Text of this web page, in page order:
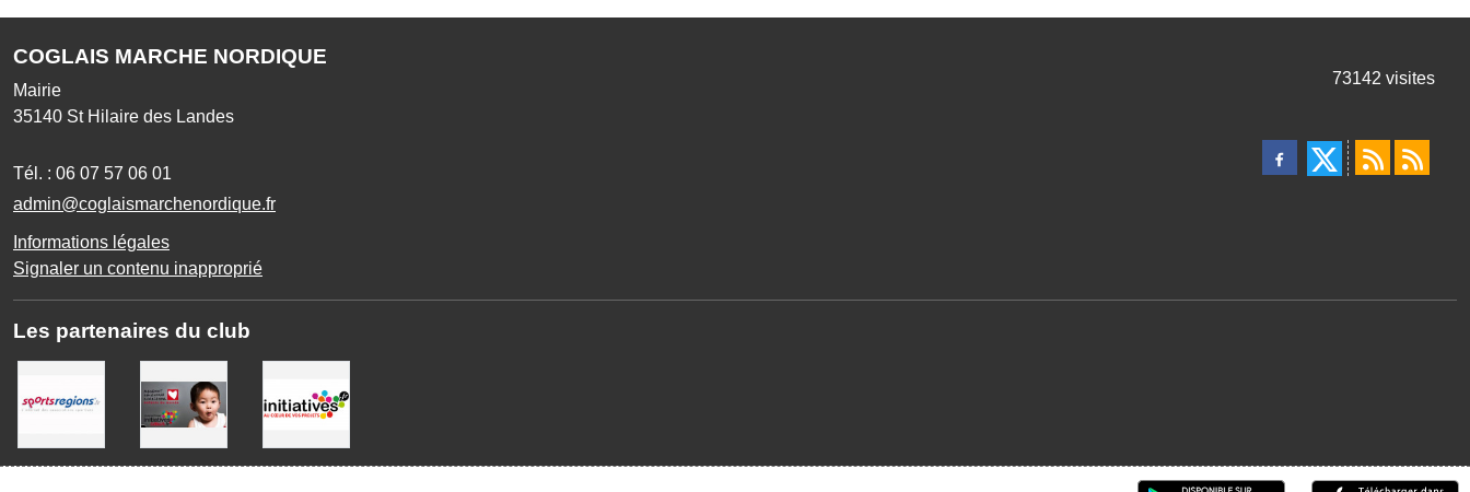
COGLAIS MARCHE NORDIQUE
Mairie
35140 St Hilaire des Landes
Tél. : 06 07 57 06 01
admin@coglaismarchenordique.fr
Informations légales
Signaler un contenu inapproprié
73142 visites
Les partenaires du club